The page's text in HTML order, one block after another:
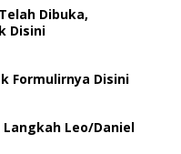
Dibuka,
Disini
Formulirnya Disini
Langkah Leo/Daniel